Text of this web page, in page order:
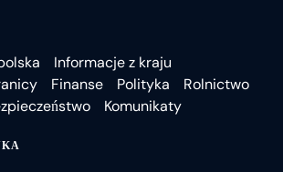
Informacje z kraju
Finanse Polityka
Rolnictwo
Komunikaty